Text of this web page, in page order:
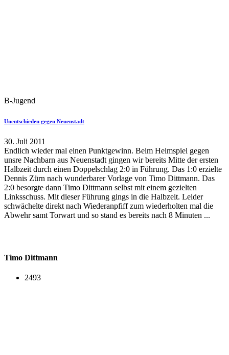
B-Jugend
Unentschieden gegen Neuenstadt
30. Juli 2011
Endlich wieder mal einen Punktgewinn. Beim Heimspiel gegen
unsre Nachbarn aus Neuenstadt gingen wir bereits Mitte der ersten
Halbzeit durch einen Doppelschlag 2:0 in Führung. Das 1:0 erzielte
Dennis Zürn nach wunderbarer Vorlage von Timo Dittmann. Das
2:0 besorgte dann Timo Dittmann selbst mit einem gezielten
Linksschuss. Mit dieser Führung gings in die Halbzeit. Leider
schwächelte direkt nach Wiederanpfiff zum wiederholten mal die
Abwehr samt Torwart und so stand es bereits nach 8 Minuten ...
Timo Dittmann
2493